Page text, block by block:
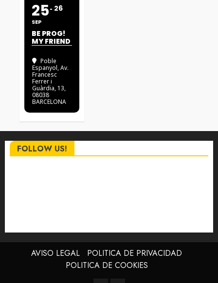
25
SEP
26
BE PROG!
MY FRIEND
Poble
Espanyol, Av.
Francesc
Ferrer i
Guàrdia, 13,
08038
BARCELONA
FOLLOW US!
AVISO LEGAL
POLITICA DE PRIVACIDAD
POLITICA DE COOKIES